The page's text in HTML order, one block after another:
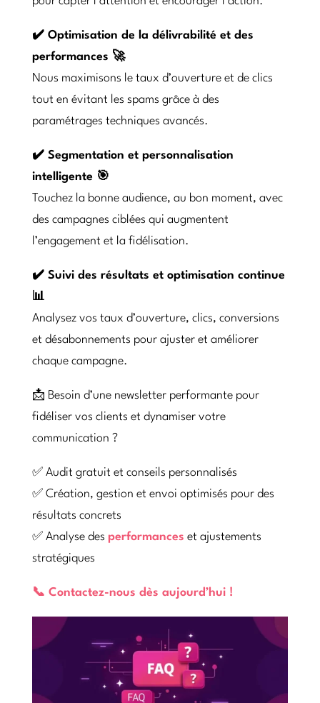
✔️ Optimisation de la délivrabilité et des
performances 🚀
Nous maximisons le taux d’ouverture et de clics
tout en évitant les spams grâce à des
paramétrages techniques avancés.
✔️ Segmentation et personnalisation
intelligente 🎯
Touchez la bonne audience, au bon moment, avec
des campagnes ciblées qui augmentent
l’engagement et la fidélisation.
✔️ Suivi des résultats et optimisation continue
📊
Analysez vos taux d’ouverture, clics, conversions
et désabonnements pour ajuster et améliorer
chaque campagne.
📩 Besoin d’une newsletter performante pour
fidéliser vos clients et dynamiser votre
communication ?
✅ Audit gratuit et conseils personnalisés
✅ Création, gestion et envoi optimisés pour des
résultats concrets
✅ Analyse des performances et ajustements
stratégiques
📞 Contactez-nous dès aujourd’hui !